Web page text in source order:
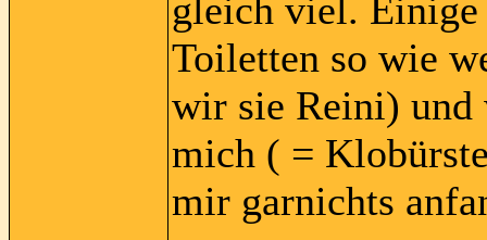
gleich viel. Einige
Toiletten so wie
wir sie Reini) und
mich ( =
mir garnichts